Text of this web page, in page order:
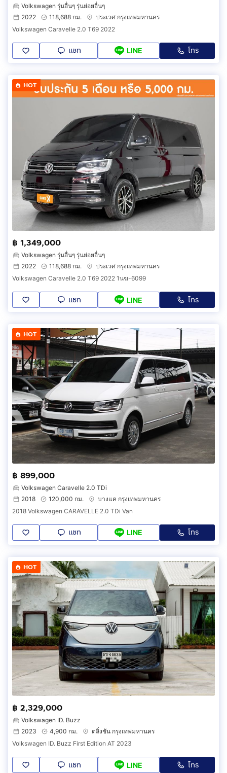
Volkswagen รุ่นอื่นๆ รุ่นย่อยอื่นๆ
2022
118,688 กม.
ประเวศ กรุงเทพมหานคร
Volkswagen Caravelle 2.0 T69 2022
แชท LINE โทร
HOT
฿ 1,349,000
Volkswagen รุ่นอื่นๆ รุ่นย่อยอื่นๆ
2022
118,688 กม.
ประเวศ กรุงเทพมหานคร
Volkswagen Caravelle 2.0 T69 2022 1นฆ-6099
แชท LINE โทร
HOT
฿ 899,000
Volkswagen Caravelle 2.0 TDi
2018
120,000 กม.
บางแค กรุงเทพมหานคร
2018 Volkswagen CARAVELLE 2.0 TDi Van
แชท LINE โทร
HOT
฿ 2,329,000
Volkswagen ID. Buzz
2023
4,900 กม.
ตลิ่งชัน กรุงเทพมหานคร
Volkswagen ID. Buzz First Edition AT 2023
แชท LINE โทร